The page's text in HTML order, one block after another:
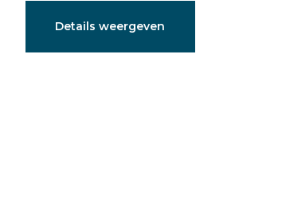
Documenten
Details weergeven